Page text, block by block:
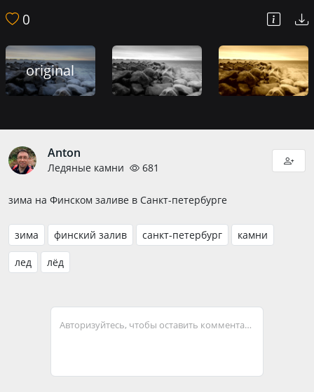
0
original
Anton
Ледяные камни 681
зима на Финском заливе в Санкт-петербурге
зима финский залив санкт-петербург камни
лед лёд
Авторизуйтесь, чтобы оставить комментарий